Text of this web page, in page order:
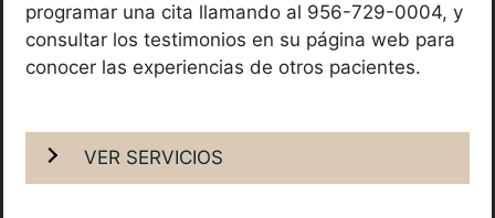
programar una cita llamando al 956-729-0004, y
consultar los testimonios en su página web para
conocer las experiencias de otros pacientes.
VER SERVICIOS